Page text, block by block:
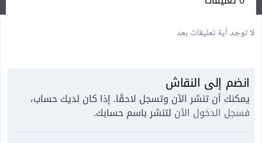
لا توجد أية تعليقات بعد
انضم إلى النقاش
يمكنك أن تنشر الآن وتسجل لاحقًا. إذا كان لديك حساب،
فسجل الدخول الآن لتنشر باسم حسابك.